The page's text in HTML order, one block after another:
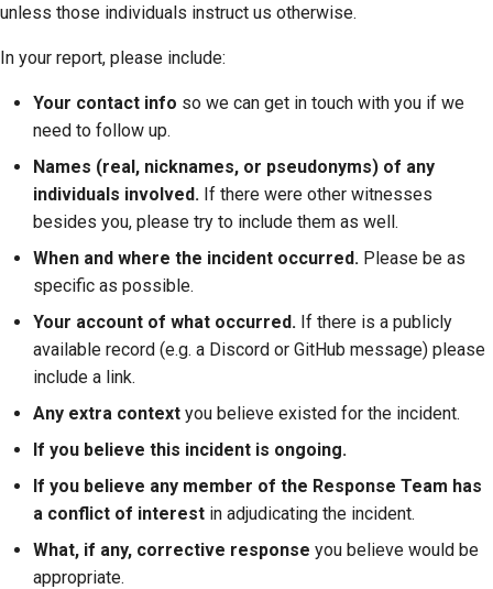
unless those individuals instruct us otherwise.
In your report, please include:
Your contact info so we can get in touch with you if we
need to follow up.
Names (real, nicknames, or pseudonyms) of any
individuals involved. If there were other witnesses
besides you, please try to include them as well.
When and where the incident occurred. Please be as
specific as possible.
Your account of what occurred. If there is a publicly
available record (e.g. a Discord or GitHub message) please
include a link.
Any extra context you believe existed for the incident.
If you believe this incident is ongoing.
If you believe any member of the Response Team has
a conflict of interest in adjudicating the incident.
What, if any, corrective response you believe would be
appropriate.